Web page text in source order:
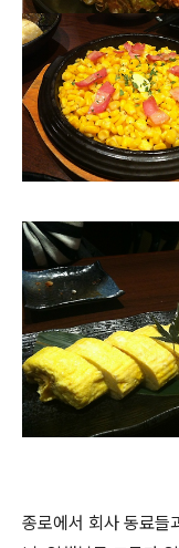
종로에서 회사 동료